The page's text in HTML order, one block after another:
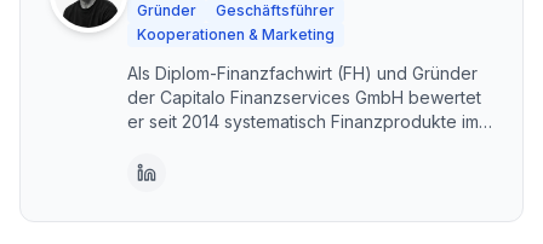
Gründer
Geschäftsführer
Kooperationen & Marketing
Als Diplom-Finanzfachwirt (FH) und Gründer
der Capitalo Finanzservices GmbH bewertet
er seit 2014 systematisch Finanzprodukte im
transparente Vergleiche – kostenlos und im
Unterstützung, fachlich geprüft und